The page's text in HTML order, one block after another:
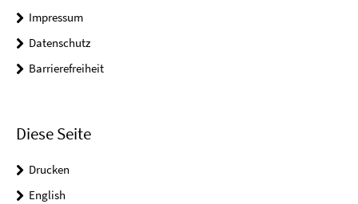
Impressum
Datenschutz
Barrierefreiheit
Diese Seite
Drucken
English